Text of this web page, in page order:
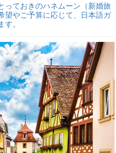
っておきのハネムーン（新婚旅
望やご予算に応じて、日本語ガ
。